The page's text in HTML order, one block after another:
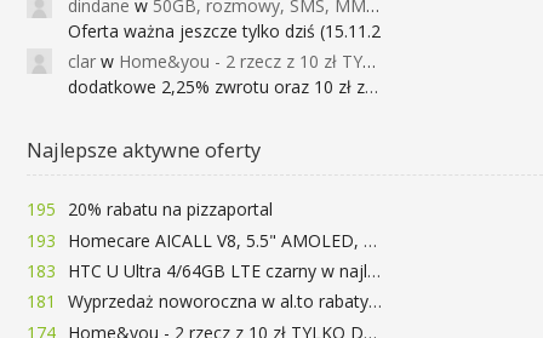
dindane w 50GB, rozmowy, SMS, MMS bez limitu przez 6 miesięcy za darmo za przeniesienie numeru do Play NEXT
Oferta ważna jeszcze tylko dziś (15.11.2
clar w Home&you - 2 rzecz z 10 zł TYLKO DZISIAJ
dodatkowe 2,25% zwrotu oraz 10 zł za r
Najlepsze aktywne oferty
195
20% rabatu na pizzaportal
193
Homecare AICALL V8, 5.5" AMOLED, 4/128GB, Snapdragon 652, LTE, QC3.0, 3400mAh za 416zł
183
HTC U Ultra 4/64GB LTE czarny w najlepszej cenie na rynku 799 zł!!!
181
Wyprzedaż noworoczna w al.to rabaty do 72%
174
Home&you - 2 rzecz z 10 zł TYLKO DZISIAJ